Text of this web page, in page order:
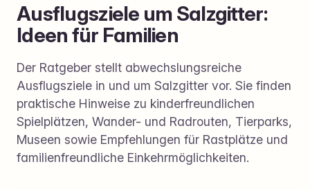
Ausflugsziele um Salzgitter:
Ideen für Familien
Der Ratgeber stellt abwechslungsreiche
Ausflugsziele in und um Salzgitter vor. Sie finden
praktische Hinweise zu kinderfreundlichen
Spielplätzen, Wander- und Radrouten, Tierparks,
Museen sowie Empfehlungen für Rastplätze und
familienfreundliche Einkehrmöglichkeiten.